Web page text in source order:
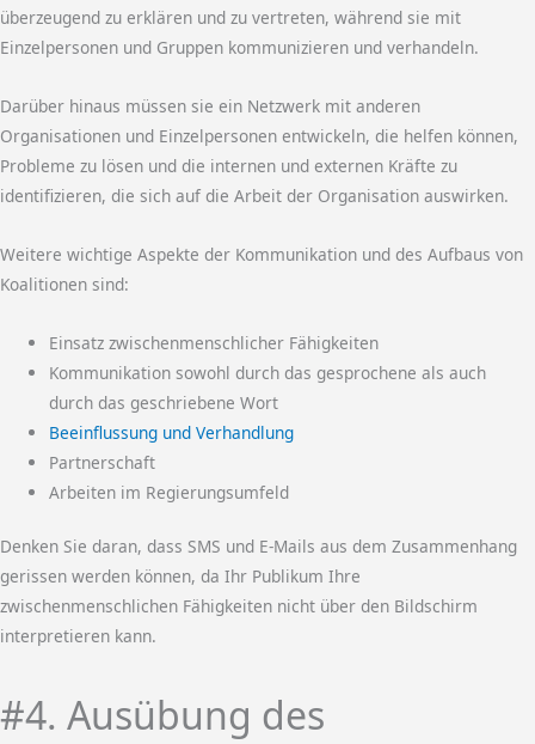
überzeugend zu erklären und zu vertreten, während sie mit
Einzelpersonen und Gruppen kommunizieren und verhandeln.
Darüber hinaus müssen sie ein Netzwerk mit anderen
Organisationen und Einzelpersonen entwickeln, die helfen können,
Probleme zu lösen und die internen und externen Kräfte zu
identifizieren, die sich auf die Arbeit der Organisation auswirken.
Weitere wichtige Aspekte der Kommunikation und des Aufbaus von
Koalitionen sind:
Einsatz zwischenmenschlicher Fähigkeiten
Kommunikation sowohl durch das gesprochene als auch
durch das geschriebene Wort
Beeinflussung und Verhandlung
Partnerschaft
Arbeiten im Regierungsumfeld
Denken Sie daran, dass SMS und E-Mails aus dem Zusammenhang
gerissen werden können, da Ihr Publikum Ihre
zwischenmenschlichen Fähigkeiten nicht über den Bildschirm
interpretieren kann.
#4. Ausübung des